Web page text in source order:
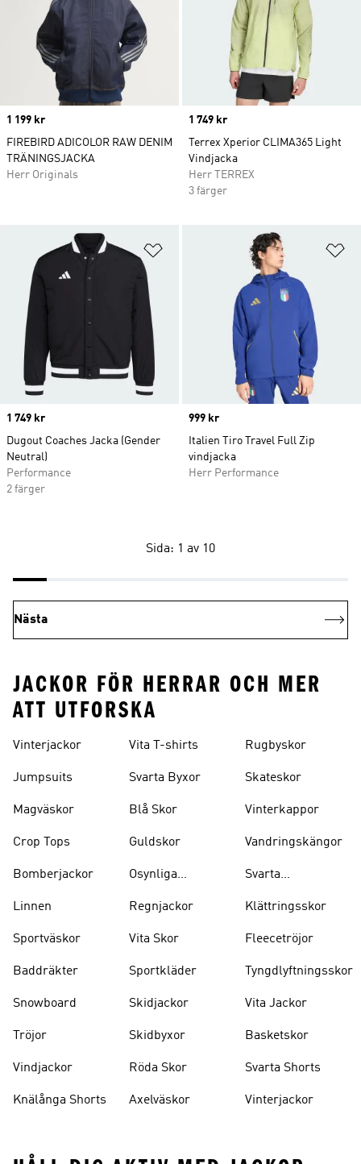
Price
1 199 kr
FIREBIRD ADICOLOR RAW DENIM
TRÄNINGSJACKA
Herr Originals
Price
1 749 kr
Terrex Xperior CLIMA365 Light
Vindjacka
Herr TERREX
3 färger
Lägg till på önskelistan
Price
1 749 kr
Dugout Coaches Jacka (Gender
Neutral)
Performance
2 färger
Price
999 kr
Italien Tiro Travel Full Zip
vindjacka
Herr Performance
Sida: 1 av 10
Nästa
JACKOR FÖR HERRAR OCH MER
ATT UTFORSKA
Vinterjackor
Jumpsuits
Magväskor
Crop Tops
Bomberjackor
Linnen
Sportväskor
Baddräkter
Snowboard
Tröjor
Vindjackor
Knälånga Shorts
Vita T-shirts
Svarta Byxor
Blå Skor
Guldskor
Osynliga
Regnjackor
Vita Skor
Sportkläder
Skidjackor
Skidbyxor
Röda Skor
Axelväskor
Rugbyskor
Skateskor
Vinterkappor
Vandringskängor
Svarta
Klättringsskor
Fleecetröjor
Tyngdlyftningsskor
Vita Jackor
Basketskor
Svarta Shorts
Vinterjackor